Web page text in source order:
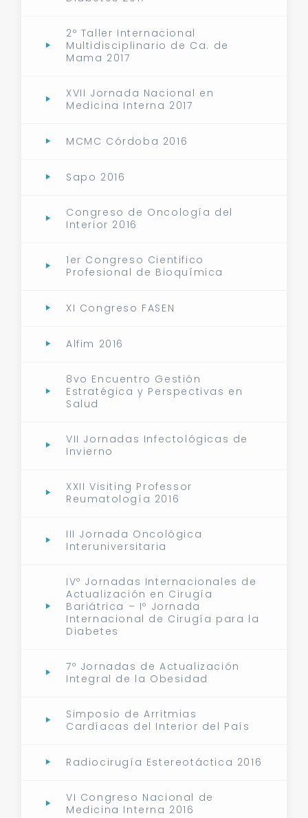
2º Taller Internacional
Multidisciplinario de Ca. de
Mama 2017
XVII Jornada Nacional en
Medicina Interna 2017
MCMC Córdoba 2016
Sapo 2016
Congreso de Oncología del
Interior 2016
1er Congreso Cientifico
Profesional de Bioquímica
XI Congreso FASEN
Alfim 2016
8vo Encuentro Gestión
Estratégica y Perspectivas en
Salud
VII Jornadas Infectológicas de
Invierno
XXII Visiting Professor
Reumatología 2016
III Jornada Oncológica
Interuniversitaria
IVº Jornadas Internacionales de
Actualización en Cirugía
Bariátrica – Iº Jornada
Internacional de Cirugía para la
Diabetes
7º Jornadas de Actualización
Integral de la Obesidad
Simposio de Arritmias
Cardíacas del Interior del País
Radiocirugía Estereotáctica 2016
VI Congreso Nacional de
Medicina Interna 2016